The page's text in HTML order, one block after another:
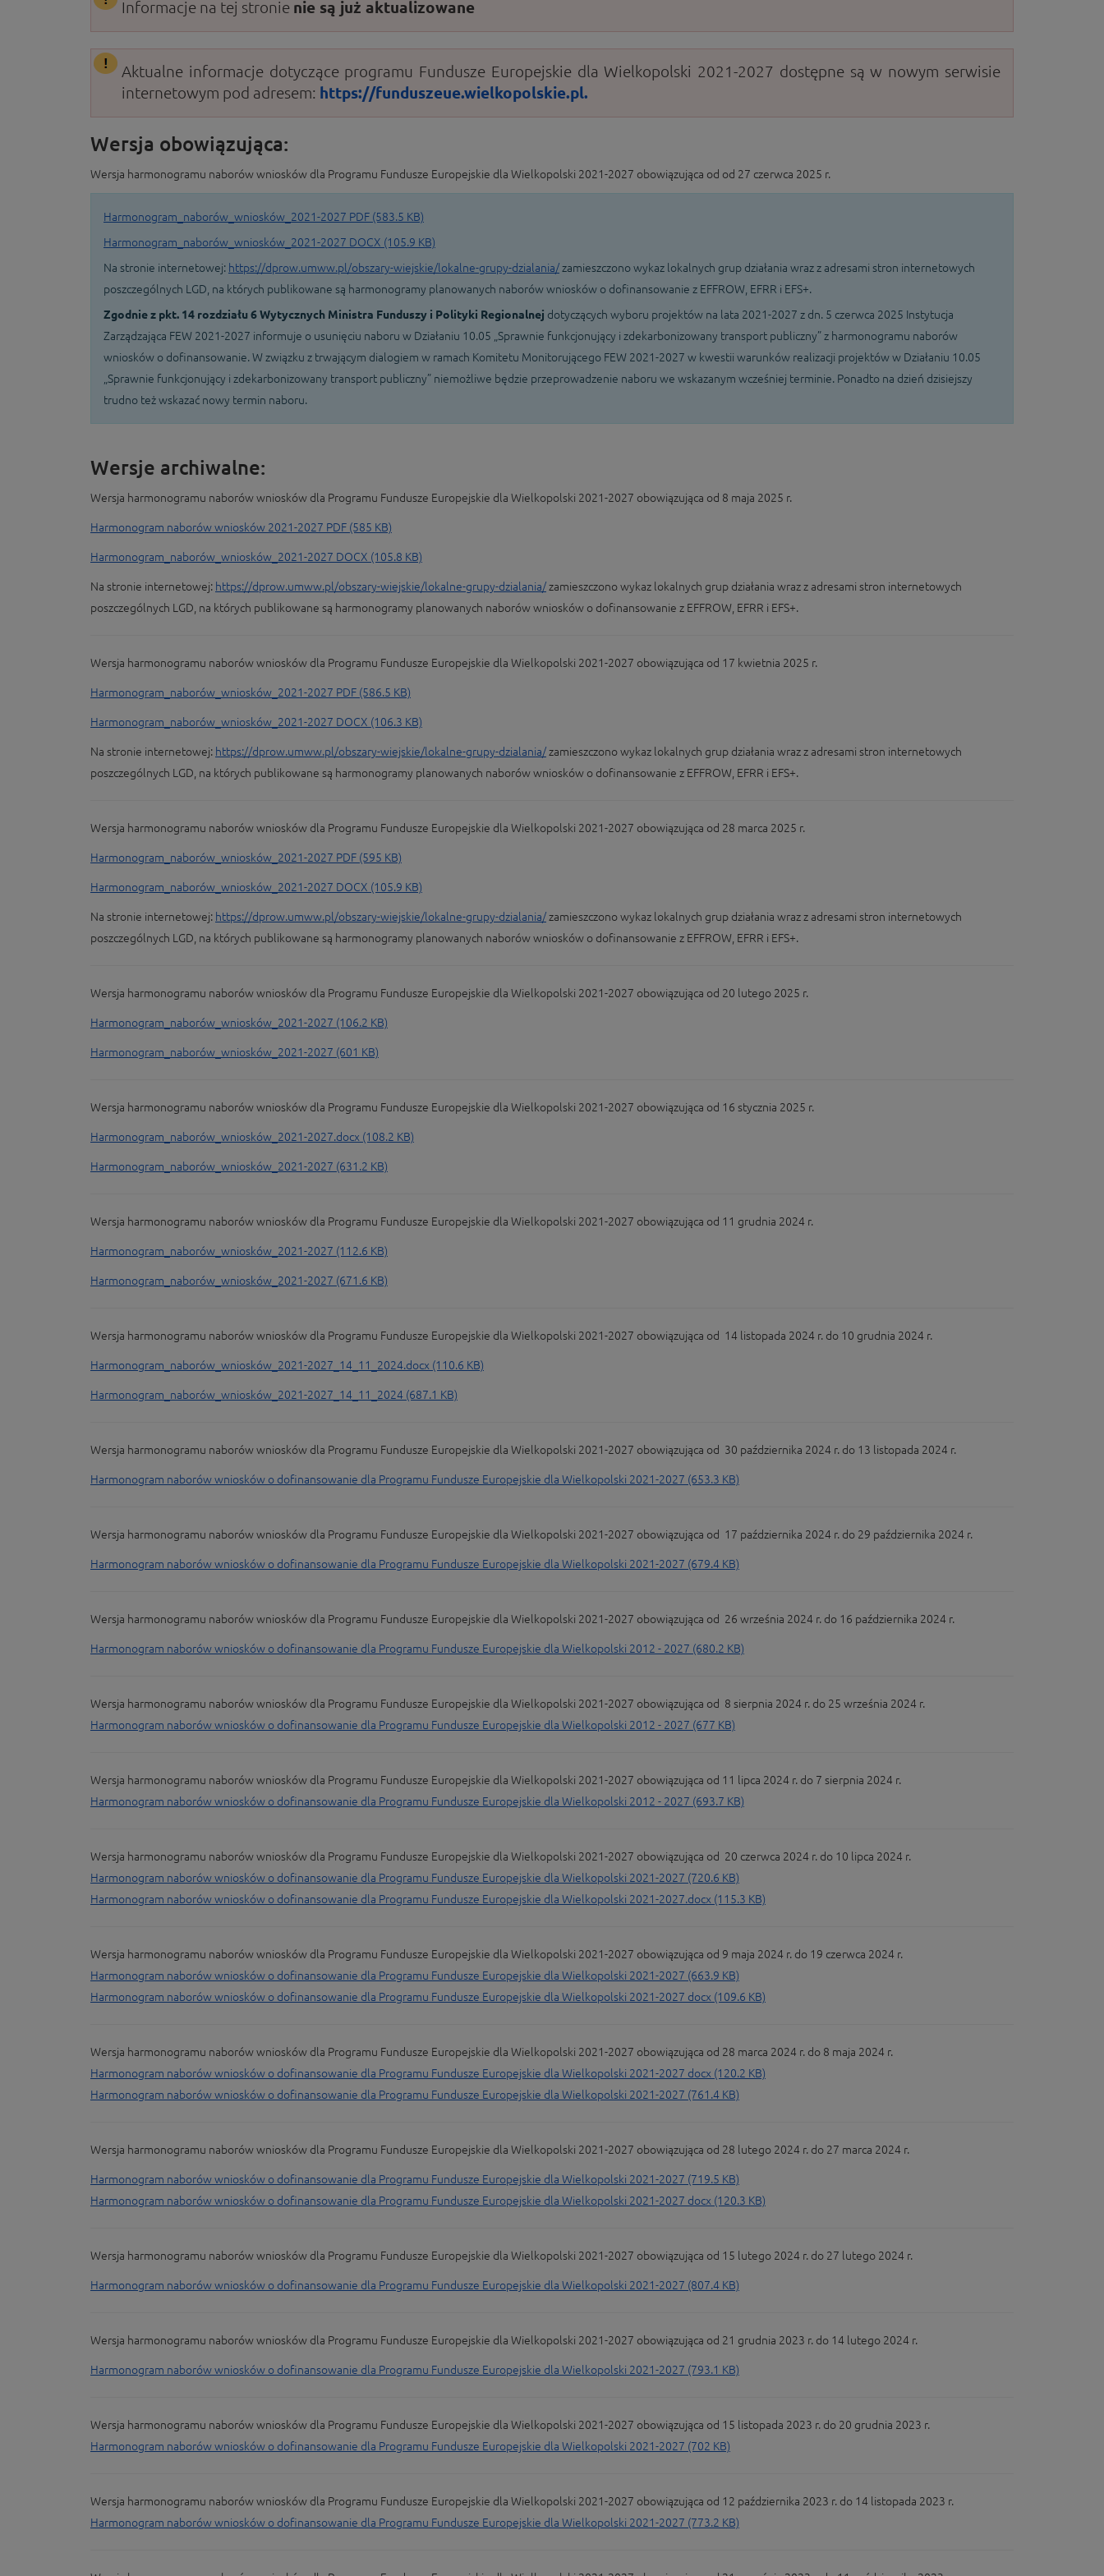
Informacje na tej stronie nie są już aktualizowane
Aktualne informacje dotyczące programu Fundusze Europejskie dla Wielkopolski 2021-2027 dostępne są w nowym serwisie
internetowym pod adresem: https://funduszeue.wielkopolskie.pl.
Wersja obowiązująca:
Wersja harmonogramu naborów wniosków dla Programu Fundusze Europejskie dla Wielkopolski 2021-2027 obowiązująca od od 27 czerwca 2025 r.
Harmonogram_naborów_wniosków_2021-2027 PDF (583.5 KB)
Harmonogram_naborów_wniosków_2021-2027 DOCX (105.9 KB)
Na stronie internetowej: https://dprow.umww.pl/obszary-wiejskie/lokalne-grupy-dzialania/zamieszczono wykaz lokalnych grup działania wraz z adresami stron internetowych
poszczególnych LGD, na których publikowane są harmonogramy planowanych naborów wniosków o dofinansowanie z EFFROW, EFRR i EFS+.
Zgodnie z pkt. 14 rozdziału 6 Wytycznych Ministra Funduszy i Polityki Regionalnej dotyczących wyboru projektów na lata 2021-2027 z dn. 5 czerwca 2025 Instytucja
Zarządzająca FEW 2021-2027 informuje o usunięciu naboru w Działaniu 10.05 „Sprawnie funkcjonujący i zdekarbonizowany transport publiczny” z harmonogramu naborów
wniosków o dofinansowanie. W związku z trwającym dialogiem w ramach Komitetu Monitorującego FEW 2021-2027 w kwestii warunków realizacji projektów w Działaniu 10.05
„Sprawnie funkcjonujący i zdekarbonizowany transport publiczny” niemożliwe będzie przeprowadzenie naboru we wskazanym wcześniej terminie. Ponadto na dzień dzisiejszy
trudno też wskazać nowy termin naboru.
Wersje archiwalne:
Wersja harmonogramu naborów wniosków dla Programu Fundusze Europejskie dla Wielkopolski 2021-2027 obowiązująca od 8 maja 2025 r.
Harmonogram naborów wniosków 2021-2027 PDF (585 KB)
Harmonogram_naborów_wniosków_2021-2027 DOCX (105.8 KB)
Na stronie internetowej: https://dprow.umww.pl/obszary-wiejskie/lokalne-grupy-dzialania/zamieszczono wykaz lokalnych grup działania wraz z adresami stron internetowych
poszczególnych LGD, na których publikowane są harmonogramy planowanych naborów wniosków o dofinansowanie z EFFROW, EFRR i EFS+.
Wersja harmonogramu naborów wniosków dla Programu Fundusze Europejskie dla Wielkopolski 2021-2027 obowiązująca od 17 kwietnia 2025 r.
Harmonogram_naborów_wniosków_2021-2027 PDF (586.5 KB)
Harmonogram_naborów_wniosków_2021-2027 DOCX (106.3 KB)
Na stronie internetowej: https://dprow.umww.pl/obszary-wiejskie/lokalne-grupy-dzialania/zamieszczono wykaz lokalnych grup działania wraz z adresami stron internetowych
poszczególnych LGD, na których publikowane są harmonogramy planowanych naborów wniosków o dofinansowanie z EFFROW, EFRR i EFS+.
Wersja harmonogramu naborów wniosków dla Programu Fundusze Europejskie dla Wielkopolski 2021-2027 obowiązująca od 28 marca 2025 r.
Harmonogram_naborów_wniosków_2021-2027 PDF (595 KB)
Harmonogram_naborów_wniosków_2021-2027 DOCX (105.9 KB)
Na stronie internetowej: https://dprow.umww.pl/obszary-wiejskie/lokalne-grupy-dzialania/zamieszczono wykaz lokalnych grup działania wraz z adresami stron internetowych
poszczególnych LGD, na których publikowane są harmonogramy planowanych naborów wniosków o dofinansowanie z EFFROW, EFRR i EFS+.
Wersja harmonogramu naborów wniosków dla Programu Fundusze Europejskie dla Wielkopolski 2021-2027 obowiązująca od 20 lutego 2025 r.
Harmonogram_naborów_wniosków_2021-2027 (106.2 KB)
Harmonogram_naborów_wniosków_2021-2027 (601 KB)
Wersja harmonogramu naborów wniosków dla Programu Fundusze Europejskie dla Wielkopolski 2021-2027 obowiązująca od 16 stycznia 2025 r.
Harmonogram_naborów_wniosków_2021-2027.docx (108.2 KB)
Harmonogram_naborów_wniosków_2021-2027 (631.2 KB)
Wersja harmonogramu naborów wniosków dla Programu Fundusze Europejskie dla Wielkopolski 2021-2027 obowiązująca od 11 grudnia 2024 r.
Harmonogram_naborów_wniosków_2021-2027 (112.6 KB)
Harmonogram_naborów_wniosków_2021-2027 (671.6 KB)
Wersja harmonogramu naborów wniosków dla Programu Fundusze Europejskie dla Wielkopolski 2021-2027 obowiązująca od 14 listopada 2024 r. do 10 grudnia 2024 r.
Harmonogram_naborów_wniosków_2021-2027_14_11_2024.docx (110.6 KB)
Harmonogram_naborów_wniosków_2021-2027_14_11_2024 (687.1 KB)
Wersja harmonogramu naborów wniosków dla Programu Fundusze Europejskie dla Wielkopolski 2021-2027 obowiązująca od 30 października 2024 r. do 13 listopada 2024 r.
Harmonogram naborów wniosków o dofinansowanie dla Programu Fundusze Europejskie dla Wielkopolski 2021-2027 (653.3 KB)
Wersja harmonogramu naborów wniosków dla Programu Fundusze Europejskie dla Wielkopolski 2021-2027 obowiązująca od 17 października 2024 r. do 29 października 2024 r.
Harmonogram naborów wniosków o dofinansowanie dla Programu Fundusze Europejskie dla Wielkopolski 2021-2027 (679.4 KB)
Wersja harmonogramu naborów wniosków dla Programu Fundusze Europejskie dla Wielkopolski 2021-2027 obowiązująca od 26 września 2024 r. do 16 października 2024 r.
Harmonogram naborów wniosków o dofinansowanie dla Programu Fundusze Europejskie dla Wielkopolski 2012 - 2027 (680.2 KB)
Wersja harmonogramu naborów wniosków dla Programu Fundusze Europejskie dla Wielkopolski 2021-2027 obowiązująca od 8 sierpnia 2024 r. do 25 września 2024 r.
Harmonogram naborów wniosków o dofinansowanie dla Programu Fundusze Europejskie dla Wielkopolski 2012 - 2027 (677 KB)
Wersja harmonogramu naborów wniosków dla Programu Fundusze Europejskie dla Wielkopolski 2021-2027 obowiązująca od 11 lipca 2024 r. do 7 sierpnia 2024 r.
Harmonogram naborów wniosków o dofinansowanie dla Programu Fundusze Europejskie dla Wielkopolski 2012 - 2027 (693.7 KB)
Wersja harmonogramu naborów wniosków dla Programu Fundusze Europejskie dla Wielkopolski 2021-2027 obowiązująca od 20 czerwca 2024 r. do 10 lipca 2024 r.
Harmonogram naborów wniosków o dofinansowanie dla Programu Fundusze Europejskie dla Wielkopolski 2021-2027 (720.6 KB)
Harmonogram naborów wniosków o dofinansowanie dla Programu Fundusze Europejskie dla Wielkopolski 2021-2027.docx (115.3 KB)
Wersja harmonogramu naborów wniosków dla Programu Fundusze Europejskie dla Wielkopolski 2021-2027 obowiązująca od 9 maja 2024 r. do 19 czerwca 2024 r.
Harmonogram naborów wniosków o dofinansowanie dla Programu Fundusze Europejskie dla Wielkopolski 2021-2027 (663.9 KB)
Harmonogram naborów wniosków o dofinansowanie dla Programu Fundusze Europejskie dla Wielkopolski 2021-2027 docx (109.6 KB)
Wersja harmonogramu naborów wniosków dla Programu Fundusze Europejskie dla Wielkopolski 2021-2027 obowiązująca od 28 marca 2024 r. do 8 maja 2024 r.
Harmonogram naborów wniosków o dofinansowanie dla Programu Fundusze Europejskie dla Wielkopolski 2021-2027 docx (120.2 KB)
Harmonogram naborów wniosków o dofinansowanie dla Programu Fundusze Europejskie dla Wielkopolski 2021-2027 (761.4 KB)
Wersja harmonogramu naborów wniosków dla Programu Fundusze Europejskie dla Wielkopolski 2021-2027 obowiązująca od 28 lutego 2024 r. do 27 marca 2024 r.
Harmonogram naborów wniosków o dofinansowanie dla Programu Fundusze Europejskie dla Wielkopolski 2021-2027 (719.5 KB)
Harmonogram naborów wniosków o dofinansowanie dla Programu Fundusze Europejskie dla Wielkopolski 2021-2027 docx (120.3 KB)
Wersja harmonogramu naborów wniosków dla Programu Fundusze Europejskie dla Wielkopolski 2021-2027 obowiązująca od 15 lutego 2024 r. do 27 lutego 2024 r.
Harmonogram naborów wniosków o dofinansowanie dla Programu Fundusze Europejskie dla Wielkopolski 2021-2027 (807.4 KB)
Wersja harmonogramu naborów wniosków dla Programu Fundusze Europejskie dla Wielkopolski 2021-2027 obowiązująca od 21 grudnia 2023 r. do 14 lutego 2024 r.
Harmonogram naborów wniosków o dofinansowanie dla Programu Fundusze Europejskie dla Wielkopolski 2021-2027 (793.1 KB)
Wersja harmonogramu naborów wniosków dla Programu Fundusze Europejskie dla Wielkopolski 2021-2027 obowiązująca od 15 listopada 2023 r. do 20 grudnia 2023 r.
Harmonogram naborów wniosków o dofinansowanie dla Programu Fundusze Europejskie dla Wielkopolski 2021-2027 (702 KB)
Wersja harmonogramu naborów wniosków dla Programu Fundusze Europejskie dla Wielkopolski 2021-2027 obowiązująca od 12 października 2023 r. do 14 listopada 2023 r.
Harmonogram naborów wniosków o dofinansowanie dla Programu Fundusze Europejskie dla Wielkopolski 2021-2027 (773.2 KB)